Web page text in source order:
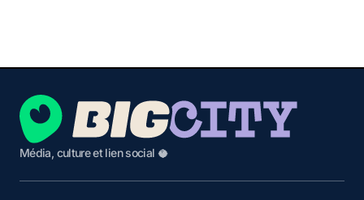
Média, culture et lien social 🥥